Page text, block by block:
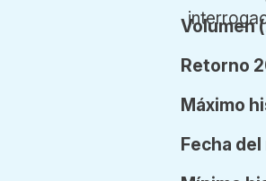
Volumen
Retorno
Máximo
Fecha del